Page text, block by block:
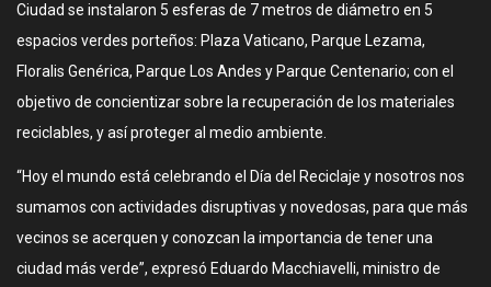
Ciudad se instalaron 5 esferas de 7 metros de diámetro en 5
espacios verdes porteños: Plaza Vaticano, Parque Lezama,
Floralis Genérica, Parque Los Andes y Parque Centenario; con el
objetivo de concientizar sobre la recuperación de los materiales
reciclables, y así proteger al medio ambiente.
“Hoy el mundo está celebrando el Día del Reciclaje y nosotros nos
sumamos con actividades disruptivas y novedosas, para que más
vecinos se acerquen y conozcan la importancia de tener una
ciudad más verde”, expresó Eduardo Macchiavelli, ministro de